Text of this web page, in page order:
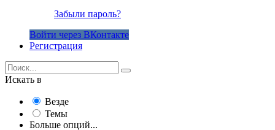
Забыли пароль?
Войти через ВКонтакте
Регистрация
Искать в
Везде
Темы
Больше опций...